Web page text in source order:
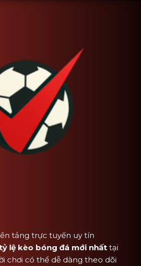
tảng trực tuyến uy tín
lệ kèo bóng đá mới nhất tại
chơi có thể dễ dàng theo dõi